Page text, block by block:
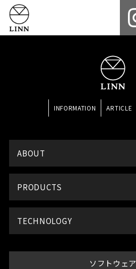
INFORMATION ARTICLE
ABOUT
PRODUCTS
TECHNOLOGY
ソフトウェア